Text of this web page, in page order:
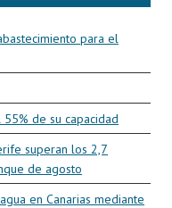
para el
de su capacidad
superan los 2,7
de agosto
en Canarias mediante